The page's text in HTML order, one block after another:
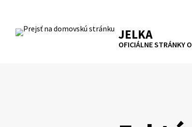
obsah
RSS Mapa Tlačiť
JELKA
OFICIÁLNE STRÁNKY